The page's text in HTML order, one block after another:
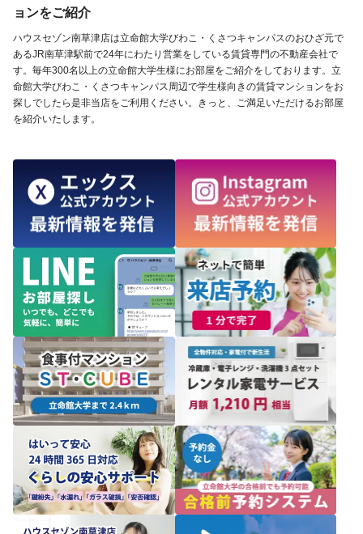
ョンをご紹介
ハウスセゾン南草津店は立命館大学びわこ・くさつキャンパスのおひざ元で
あるJR南草津駅前で24年にわたり営業をしている賃貸専門の不動産会社で
す。毎年300名以上の立命館大学生様にお部屋をご紹介をしております。立
命館大学びわこ・くさつキャンパス周辺で学生様向きの賃貸マンションをお
探しでしたら是非当店をご利用ください。きっと、ご満足いただけるお部屋
を紹介いたします。